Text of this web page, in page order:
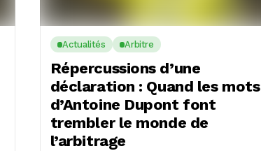
Actualités Arbitre
Répercussions d’une
déclaration : Quand les mots
d’Antoine Dupont font
trembler le monde de
l’arbitrage